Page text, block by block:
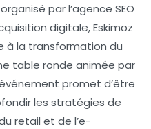
par l’agence SEO
digitale, Eskimoz
à la transformation du
table ronde animée par
promet d’être
les stratégies de
retail et de l’e-